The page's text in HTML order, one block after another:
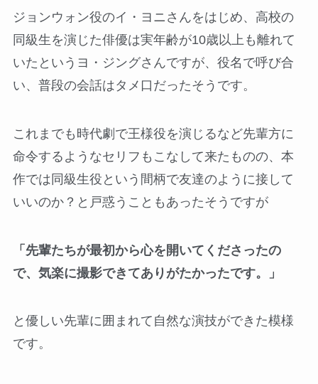
ジョンウォン役のイ・ヨニさんをはじめ、高校の
同級生を演じた俳優は実年齢が10歳以上も離れて
いたというヨ・ジングさんですが、役名で呼び合
い、普段の会話はタメ口だったそうです。
これまでも時代劇で王様役を演じるなど先輩方に
命令するようなセリフもこなして来たものの、本
作では同級生役という間柄で友達のように接して
いいのか？と戸惑うこともあったそうですが
「先輩たちが最初から心を開いてくださったの
で、気楽に撮影できてありがたかったです。」
と優しい先輩に囲まれて自然な演技ができた模様
です。